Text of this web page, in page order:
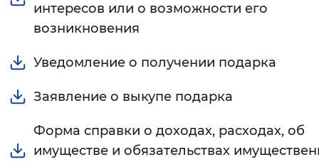
интересов или о возможности его
возникновения
Уведомление о получении подарка
Заявление о выкупе подарка
Форма справки о доходах, расходах, об
имуществе и обязательствах